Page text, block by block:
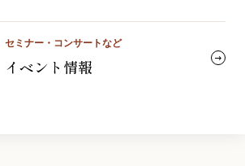
セミナー・コンサートなど
イベント情報